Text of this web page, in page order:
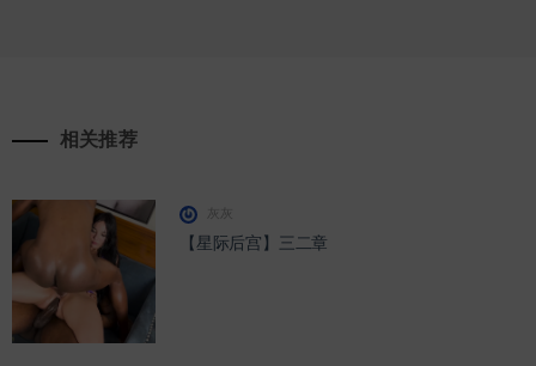
相关推荐
灰灰
【星际后宫】三二章